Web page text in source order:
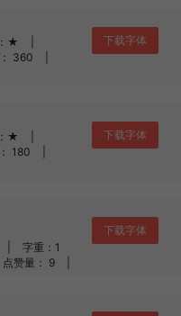
★
360
下载字体
★
180
下载字体
字重：1
点赞量： 9
下载字体